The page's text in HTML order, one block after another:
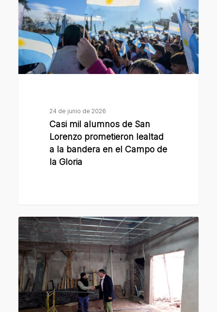
San
Lorenzo
prometieron
lealtad
a
24 de junio de 2026
Casi mil alumnos de San
Lorenzo prometieron lealtad
a la bandera en el Campo de
la Gloria
Barrio
Las
Quintas
tendrá
su
primer
centro